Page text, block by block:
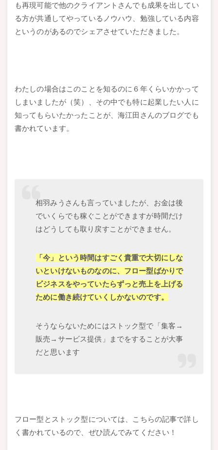
も再現可能で他のクライアントさんでも成果を出してい
る方が共通してやっているノウハウ、勉強している内容
というのがあるのでシェアさせていただきました。
わたしの場合はこのことを知るのに６年くらいかかって
しまいましたが（笑）、その中でも特に起業したい人に
知ってもらいたかったことが、海江田さんのブログでも
書かれています。
相羽みうさんも言っていましたが、お金は後
でいくらでも稼ぐことができますが時間だけ
はどうしても取り戻すことができません。
「今」という時間はすごく貴重で大切にしな
いといけないものなのに、フロー型ばかりで
ビジネスをやっていたらずっと売上を上げる
ために働き続けていくしかないのです。
そうならないためにはストック型で「集客→
販売→サービス提供」までをすることが大事
だと思います
フロー型とストック型については、こちらの記事で詳し
く書かれているので、ぜひ読んでみてください！